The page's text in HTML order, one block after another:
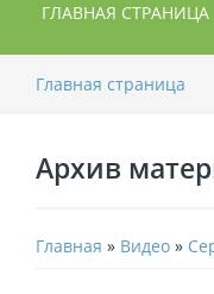
ГЛАВНАЯ СТРАНИЦА
Главная страница
Архив
Главная » Видео »